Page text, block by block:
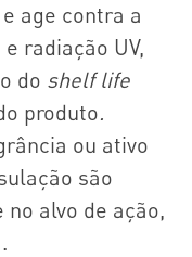
age contra a
radiação UV,
do shelf life
produto.
ou ativo
são
alvo de ação,